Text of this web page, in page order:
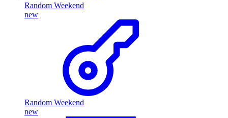
Random Weekend
new
Random Weekend
new